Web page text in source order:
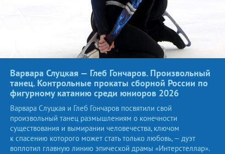
Варвара Слуцкая — Глеб Гончаров. Произвольный
танец. Контрольные прокаты сборной России по
фигурному катанию среди юниоров 2026
Варвара Слуцкая и Глеб Гончаров посвятили свой
произвольный танец размышлениям о конечности
существования и вымирании человечества, ключом
к спасению которого может стать только любовь, — дуэт
воплотил главную линию эпической драмы «Интерстеллар».